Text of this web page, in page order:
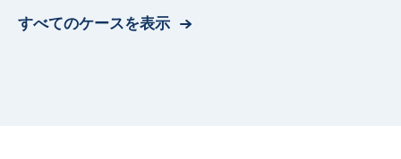
すべてのケースを表示